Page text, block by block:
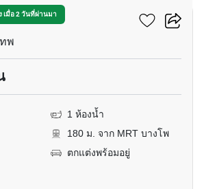
เมื่อ 2 วันที่ผ่านมา
พ
1 ห้องน้ำ
180 ม. จาก MRT บางโพ
ตกแต่งพร้อมอยู่